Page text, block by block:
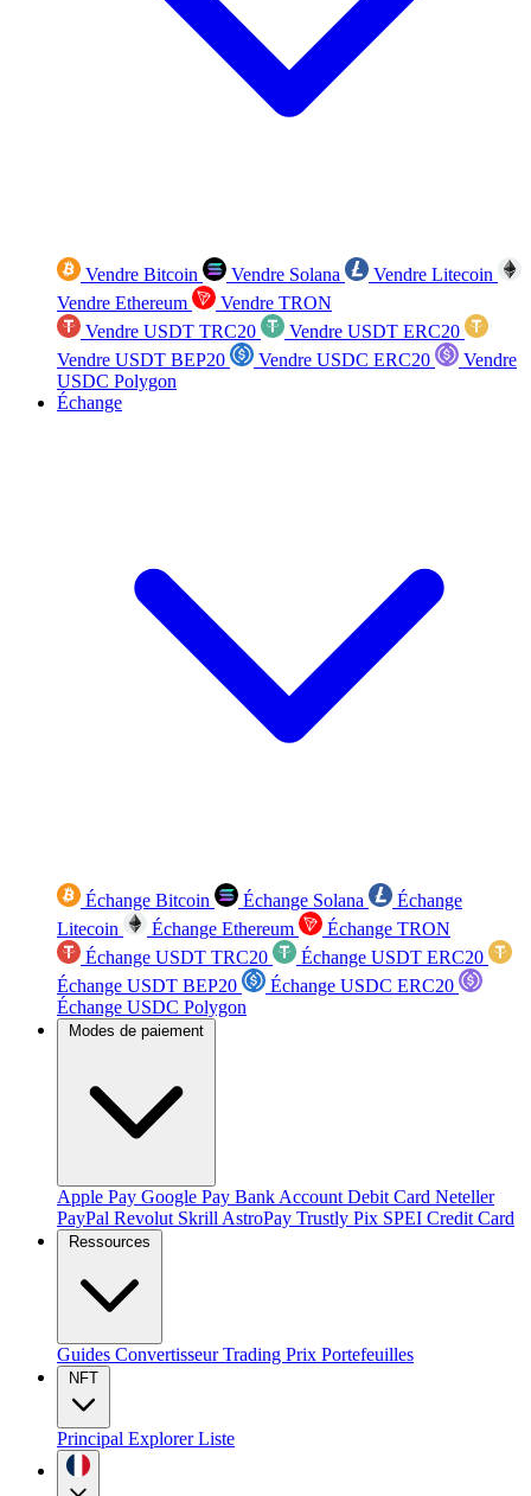
Vendre Bitcoin Vendre Solana
Vendre Litecoin
Vendre Ethereum
Vendre TRON
Vendre USDT TRC20
Vendre USDT ERC20
Vendre USDT BEP20
Vendre USDC ERC20
Vendre
USDC Polygon
Échange
Échange Bitcoin Échange Solana
Échange
Litecoin
Échange Ethereum
Échange TRON
Échange USDT TRC20
Échange USDT ERC20
Échange USDT BEP20
Échange USDC ERC20
Échange USDC Polygon
Modes de paiement
Apple Pay Google Pay Bank Account Debit Card Neteller
PayPal Revolut Skrill AstroPay Trustly Pix SPEI Credit Card
Ressources
Guides ConvertisseurTrading Prix Portefeuilles
NFT
Principal ExplorerListe